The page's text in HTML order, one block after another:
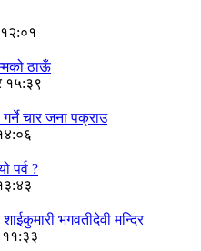
१२:०१
ठाऊँ
१५:३९
चार जना पक्राउ
पर्व ?
भगवतीदेवी मन्दिर
११:३३